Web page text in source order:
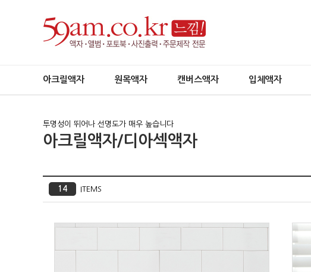
아크릴액자 원목액자 캔버스액자 입체액자
투명성이 뛰어나 선명도가 매우 높습니다
아크릴액자/디아섹액자
14 ITEMS